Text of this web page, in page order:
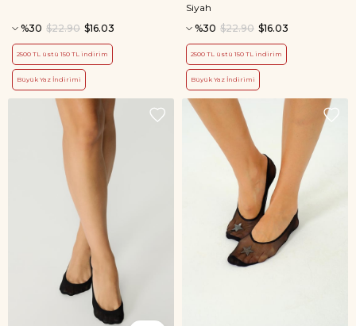
%30 $16.03
$22.90
2500 TL üstü 150 TL indirim
Büyük Yaz İndirimi
Siyah
%30
$16.03
$22.90
2500 TL üstü 150 TL indirim
Büyük Yaz İndirimi